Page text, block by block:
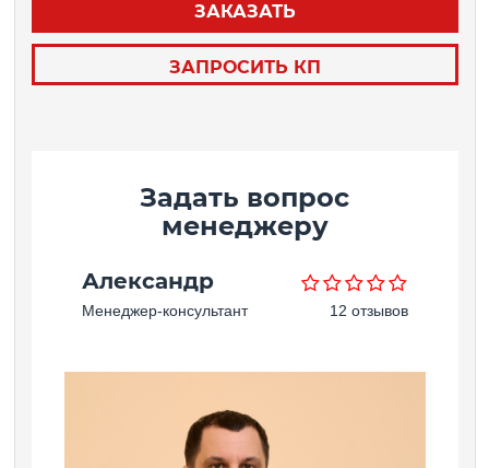
ЗАКАЗАТЬ
ЗАПРОСИТЬ КП
Задать вопрос
менеджеру
Александр
Менеджер-консультант 12 отзывов